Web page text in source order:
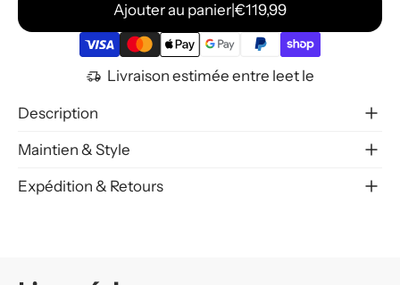
Ajouter au panier €119,99
Livraison estimée entre leet le
Description
Maintien & Style
Expédition & Retours